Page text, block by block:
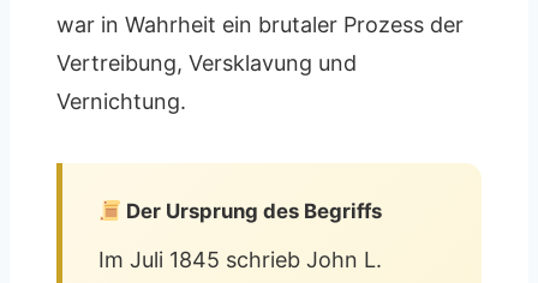
war in Wahrheit ein brutaler Prozess der
Vertreibung, Versklavung und
Vernichtung.
Der Ursprung des Begriffs
Im Juli 1845 schrieb John L.